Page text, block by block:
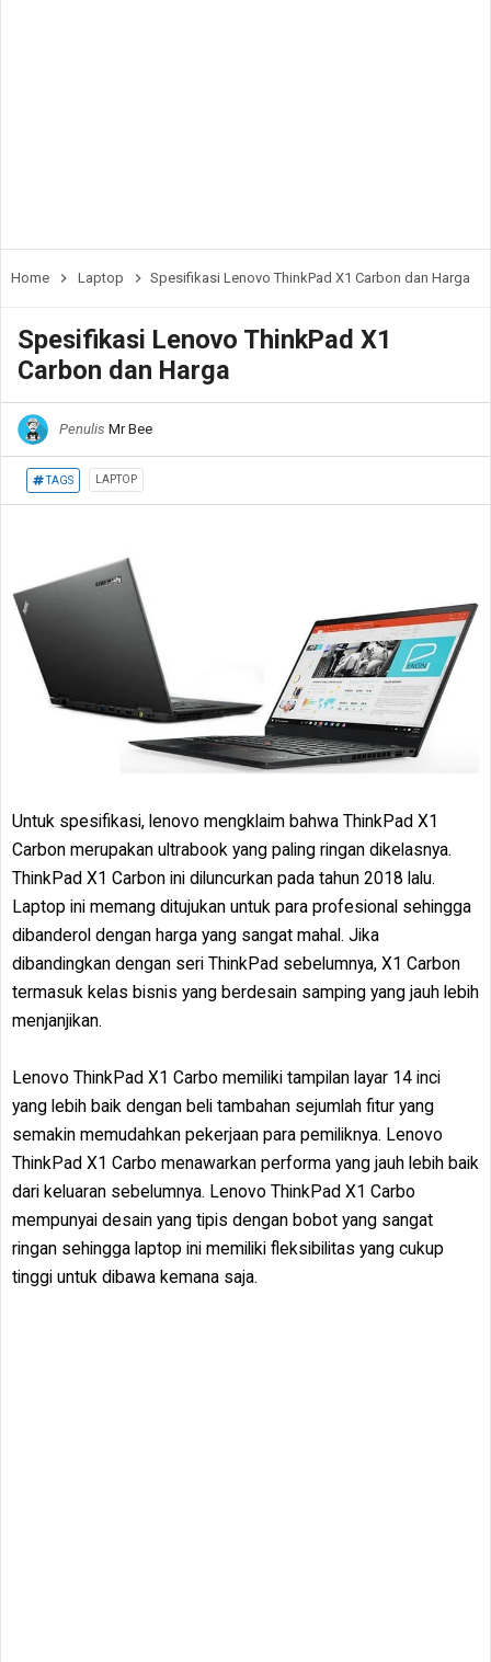
Home Laptop Spesifikasi Lenovo ThinkPad X1 Carbon dan Harga
Spesifikasi Lenovo ThinkPad X1
Carbon dan Harga
Penulis Mr Bee
TAGS LAPTOP
Untuk spesifikasi, lenovo mengklaim bahwa ThinkPad X1
Carbon merupakan ultrabook yang paling ringan dikelasnya.
ThinkPad X1 Carbon ini diluncurkan pada tahun 2018 lalu.
Laptop ini memang ditujukan untuk para profesional sehingga
dibanderol dengan harga yang sangat mahal. Jika
dibandingkan dengan seri ThinkPad sebelumnya, X1 Carbon
termasuk kelas bisnis yang berdesain samping yang jauh lebih
menjanjikan.
Lenovo ThinkPad X1 Carbo memiliki tampilan layar 14 inci
yang lebih baik dengan beli tambahan sejumlah fitur yang
semakin memudahkan pekerjaan para pemiliknya. Lenovo
ThinkPad X1 Carbo menawarkan performa yang jauh lebih baik
dari keluaran sebelumnya. Lenovo ThinkPad X1 Carbo
mempunyai desain yang tipis dengan bobot yang sangat
ringan sehingga laptop ini memiliki fleksibilitas yang cukup
tinggi untuk dibawa kemana saja.